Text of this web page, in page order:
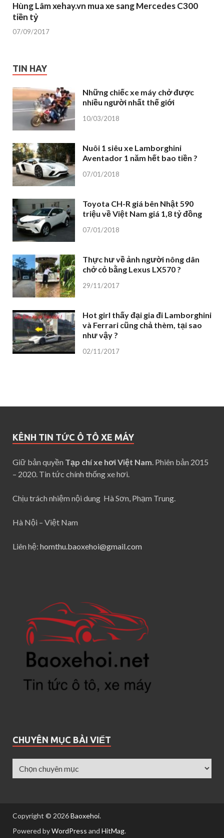
Hùng Lâm xehay.vn mua xe sang Mercedes C300
tiền tỷ
07/09/2017
TIN HAY
Những chiếc xe máy chở được
nhiều người nhất thế giới
10/03/2018
Nuôi 1 siêu xe Lamborghini
Aventador 1 năm hết bao tiền ?
07/01/2018
Toyota CH-R giá bên Nhật 590
triệu về Việt Nam giá 1,8 tỷ đồng
07/01/2018
Thực hư về ảnh người nông dân
chở cỏ bằng Lexus LX570 ?
29/11/2017
Hot girl thấy đại gia đi Lamborghini
và Ferrari cũng chả thèm, tại sao
như vậy ?
02/11/2017
KÊNH TIN TỨC Ô TÔ XE MÁY
Giữ bản quyền Tạp chí xe hơi Việt Nam. Phiên bản 2015
– 2020. Tin tức chính thống xe hơi.
Chịu trách nhiệm nội dung Hà Sơn, Phạm Trung.
Hà Nội – Việt Nam
Liên hệ: homthu.baoxehoi@gmail.com
CHUYÊN MỤC BÀI VIẾT
Copyright © 2026Baoxehoi.
Powered byWordPress and HitMag.